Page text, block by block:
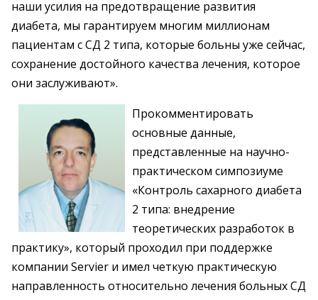
наши усилия на предотвращение развития
диабета, мы гарантируем многим миллионам
пациентам с СД 2 типа, которые больны уже сейчас,
сохранение достойного качества лечения, которое
они заслуживают».
Прокомментировать
основные данные,
представленные на научно-
практическом симпозиуме
«Контроль сахарного диабета
2 типа: внедрение
теоретических разработок в
практику», который проходил при поддержке
компании Servier и имел четкую практическую
направленность относительно лечения больных СД